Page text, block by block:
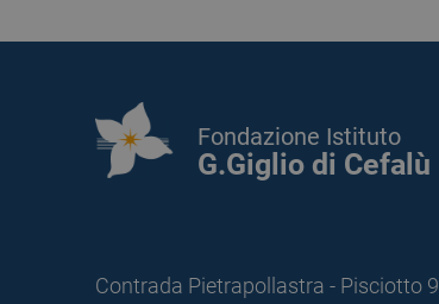
Fondazione Istituto
G.Giglio di Cefalù
Contrada Pietrapollastra - Pisciotto